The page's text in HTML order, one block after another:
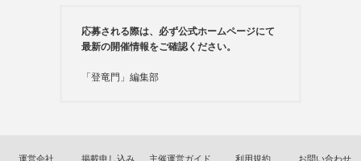
応募される際は、必ず公式ホームページにて
最新の開催情報をご確認ください。
「登竜門」編集部
運営会社 掲載申し込み 主催運営ガイド 利用規約 お問い合わせ